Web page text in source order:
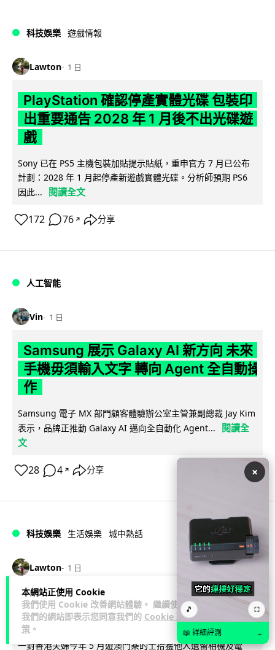
本網站正使用 Cookie
我們使用 Cookie 改善網站體驗。 繼續使用
我們的網站即表示您同意我們的 Cookie 政
策 。
科技娛樂 遊戲情報
Lawton 1 日
PlayStation 確認停產實體光碟 包裝印
出重要通告 2028 年 1 月後不出光碟遊
戲
Sony 已在 PS5 主機包裝加貼提示貼紙，重申官方 7 月已公布
計劃：2028 年 1 月起停產新遊戲實體光碟。分析師預期 PS6
因此...
閱讀全文
172 76 ↗ 分享
人工智能
Vin 1 日
Samsung 展示 Galaxy AI 新方向 未來
手機毋須輸入文字 轉向 Agent 全自動操
作
Samsung 電子 MX 部門顧客體驗辦公室主管兼副總裁 Jay Kim
表示，品牌正推動 Galaxy AI 邁向全自動化 Agent...
閱讀全
文
28 4 ↗ 分享
科技娛樂 生活娛樂 城中熱話
Lawton 1 日
港夫婦澳門的士拾相機 據為己有被的士
Cam 睇到 2 個月後再入境被捕
一對香港夫婦今年 5 月遊澳門乘的士拾獲他人遺留相機及電
×
🎵 ⛶
📖 詳細評測 →